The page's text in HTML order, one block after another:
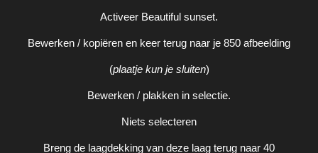
Activeer Beautiful sunset.
Bewerken / kopiëren en keer terug naar je 850 afbeelding
(plaatje kun je sluiten)
Bewerken / plakken in selectie.
Niets selecteren
Breng de laagdekking van deze laag terug naar 40